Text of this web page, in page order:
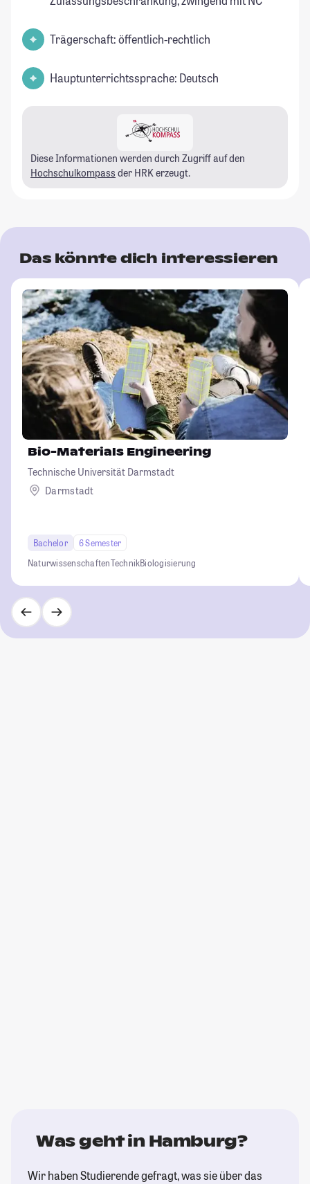
Trägerschaft: öffentlich-rechtlich
Hauptunterrichtssprache: Deutsch
Diese Informationen werden durch Zugriff auf den
Hochschulkompass der HRK erzeugt.
Das könnte dich interessieren
Bio-Materials Engineering
Technische Universität Darmstadt
Darmstadt
Bachelor
6 Semester
NaturwissenschaftenTechnikBiologisierung
Was geht in Hamburg?
Wir haben Studierende gefragt, was sie über das